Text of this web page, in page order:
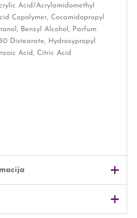
Acid/Acrylamidomethyl
Copolymer, Cocamidopropyl
Benzyl Alcohol, Parfum
Distearate, Hydroxypropyl
Acid, Citric Acid